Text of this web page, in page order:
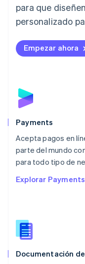
para que
personalizado
Empezar ahora
Payments
Acepta pagos en
parte del mundo
para todo tipo de
Explorar Payments
Documentación
Liechtenstein
DeutschEnglish
English
Luxemburgo
Malta
English
Español
English
Nueva Zelandia
English
NederlandsEnglish
Português
RAE de Hong
Reino Unido